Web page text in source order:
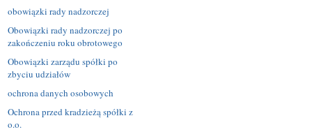
obowiązki rady nadzorczej
Obowiązki rady nadzorczej po
zakończeniu roku obrotowego
Obowiązki zarządu spółki po
zbyciu udziałów
ochrona danych osobowych
Ochrona przed kradzieżą spółki z
o.o.